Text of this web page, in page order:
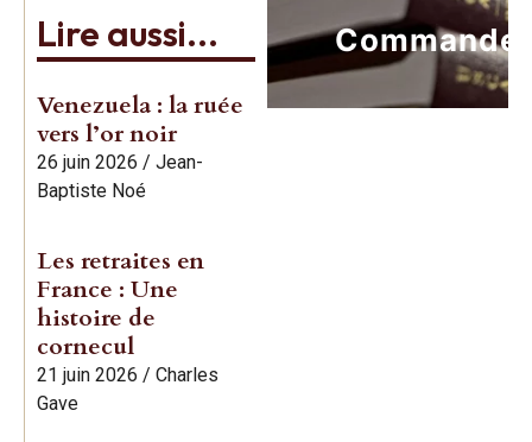
Lire aussi...
Venezuela : la ruée
vers l’or noir
26 juin 2026 / Jean-
Baptiste Noé
Les retraites en
France : Une
histoire de
cornecul
21 juin 2026 / Charles
Gave